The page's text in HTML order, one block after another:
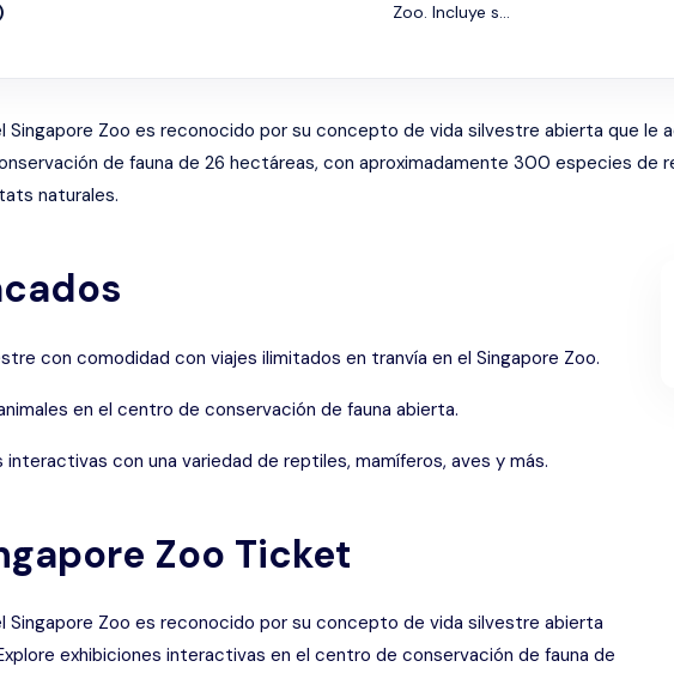
Zoo. Incluye s...
Singapore Zoo es reconocido por su concepto de vida silvestre abierta que le
de fauna de 26 hectáreas, con aproximadamente 300 especies de
naturales.
con comodidad con viajes ilimitados en tranvía en el Singapore Zoo.
en el centro de conservación de fauna abierta.
con una variedad de reptiles, mamíferos, aves y más.
Zoo Ticket
Singapore Zoo es reconocido por su concepto de vida silvestre abierta
exhibiciones interactivas en el centro de conservación de fauna de